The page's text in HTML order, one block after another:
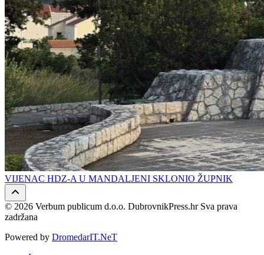
VIJENAC HDZ-A U MANDALJENI SKLONIO ŽUPNIK
© 2026 Verbum publicum d.o.o. DubrovnikPress.hr Sva prava
zadržana
Powered by DromedarIT.NeT